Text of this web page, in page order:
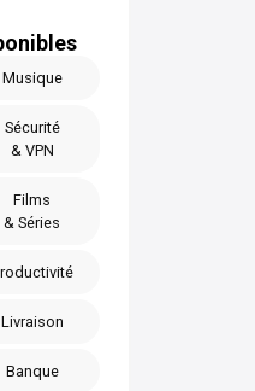
Musique
Sécurité
& VPN
Films
& Séries
Livraison
Banque